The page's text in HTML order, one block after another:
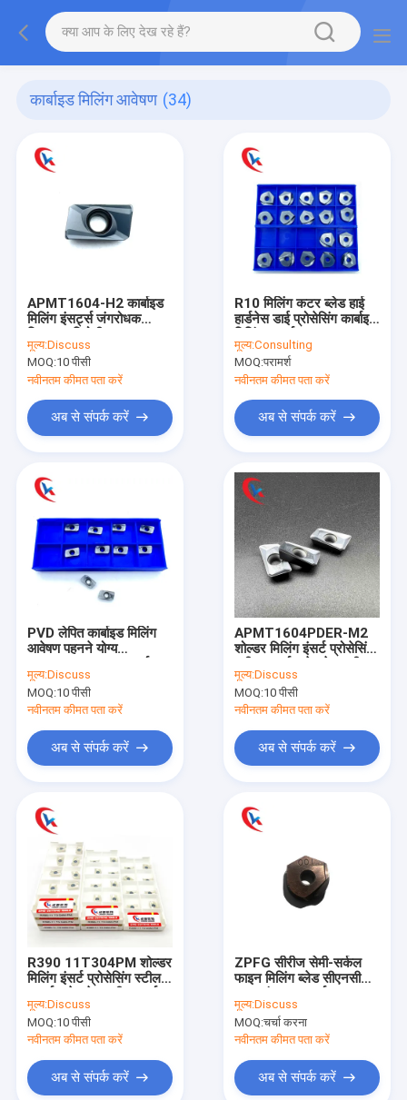
कार्बाइड मिलिंग आवेषण (34)
APMT1604-H2 कार्बाइड
मिलिंग इंसर्ट्स जंगरोधक
मूल्य:Discuss
MOQ:10 पीसी
नवीनतम कीमत पता करें
अब से संपर्क करें
R10 मिलिंग कटर ब्लेड हाई
हार्डनेस डाई प्रोसेसिंग कार्बाइड
मूल्य:Consulting
MOQ:परामर्श
नवीनतम कीमत पता करें
अब से संपर्क करें
PVD लेपित कार्बाइड मिलिंग
आवेषण पहनने योग्य
मिलिंग ब्लेड
मूल्य:Discuss
MOQ:10 पीसी
नवीनतम कीमत पता करें
अब से संपर्क करें
APMT1604PDER-M2
शोल्डर मिलिंग इंसर्ट प्रोसेसिंग
कार्बाइड मिलिंग इंसर्ट
मूल्य:Discuss
MOQ:10 पीसी
नवीनतम कीमत पता करें
अब से संपर्क करें
R390 11T304PM शोल्डर
मिलिंग इंसर्ट प्रोसेसिंग स्टील
मिलिंग इंसर्ट
मूल्य:Discuss
MOQ:10 पीसी
नवीनतम कीमत पता करें
अब से संपर्क करें
ZPFG सीरीज सेमी-सर्कल
फाइन मिलिंग ब्लेड सीएनसी
मूल्य:Discuss
MOQ:चर्चा करना
नवीनतम कीमत पता करें
अब से संपर्क करें